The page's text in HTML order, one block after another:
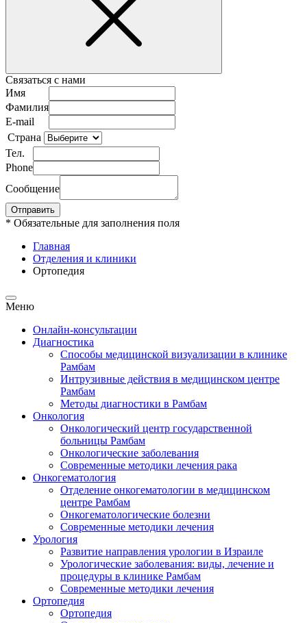
Связаться с нами
Имя
Фамилия
E-mail
Страна
Тел.
Phone
Сообщение
* Обязательные для заполнения поля
Главная
Отделения и клиники
Ортопедия
Меню
Онлайн-консультации
Диагностика
Способы медицинской визуализации в клинике
Рамбам
Интрузивные действия в медицинском центре
Рамбам
Методы диагностики в Рамбам
Онкология
Онкологический центр государственной
больницы Рамбам
Онкологические заболевания
Современные методики лечения рака
Онкогематология
Отделение онкогематологии в медицинском
центре Рамбам
Oнкогематологические болезни
Современные методики лечения
Урология
Развитие направления урологии в Израиле
Урологические заболевания: виды, лечение и
процедуры в клинике Рамбам
Современные методики лечения
Ортопедия
Ортопедия